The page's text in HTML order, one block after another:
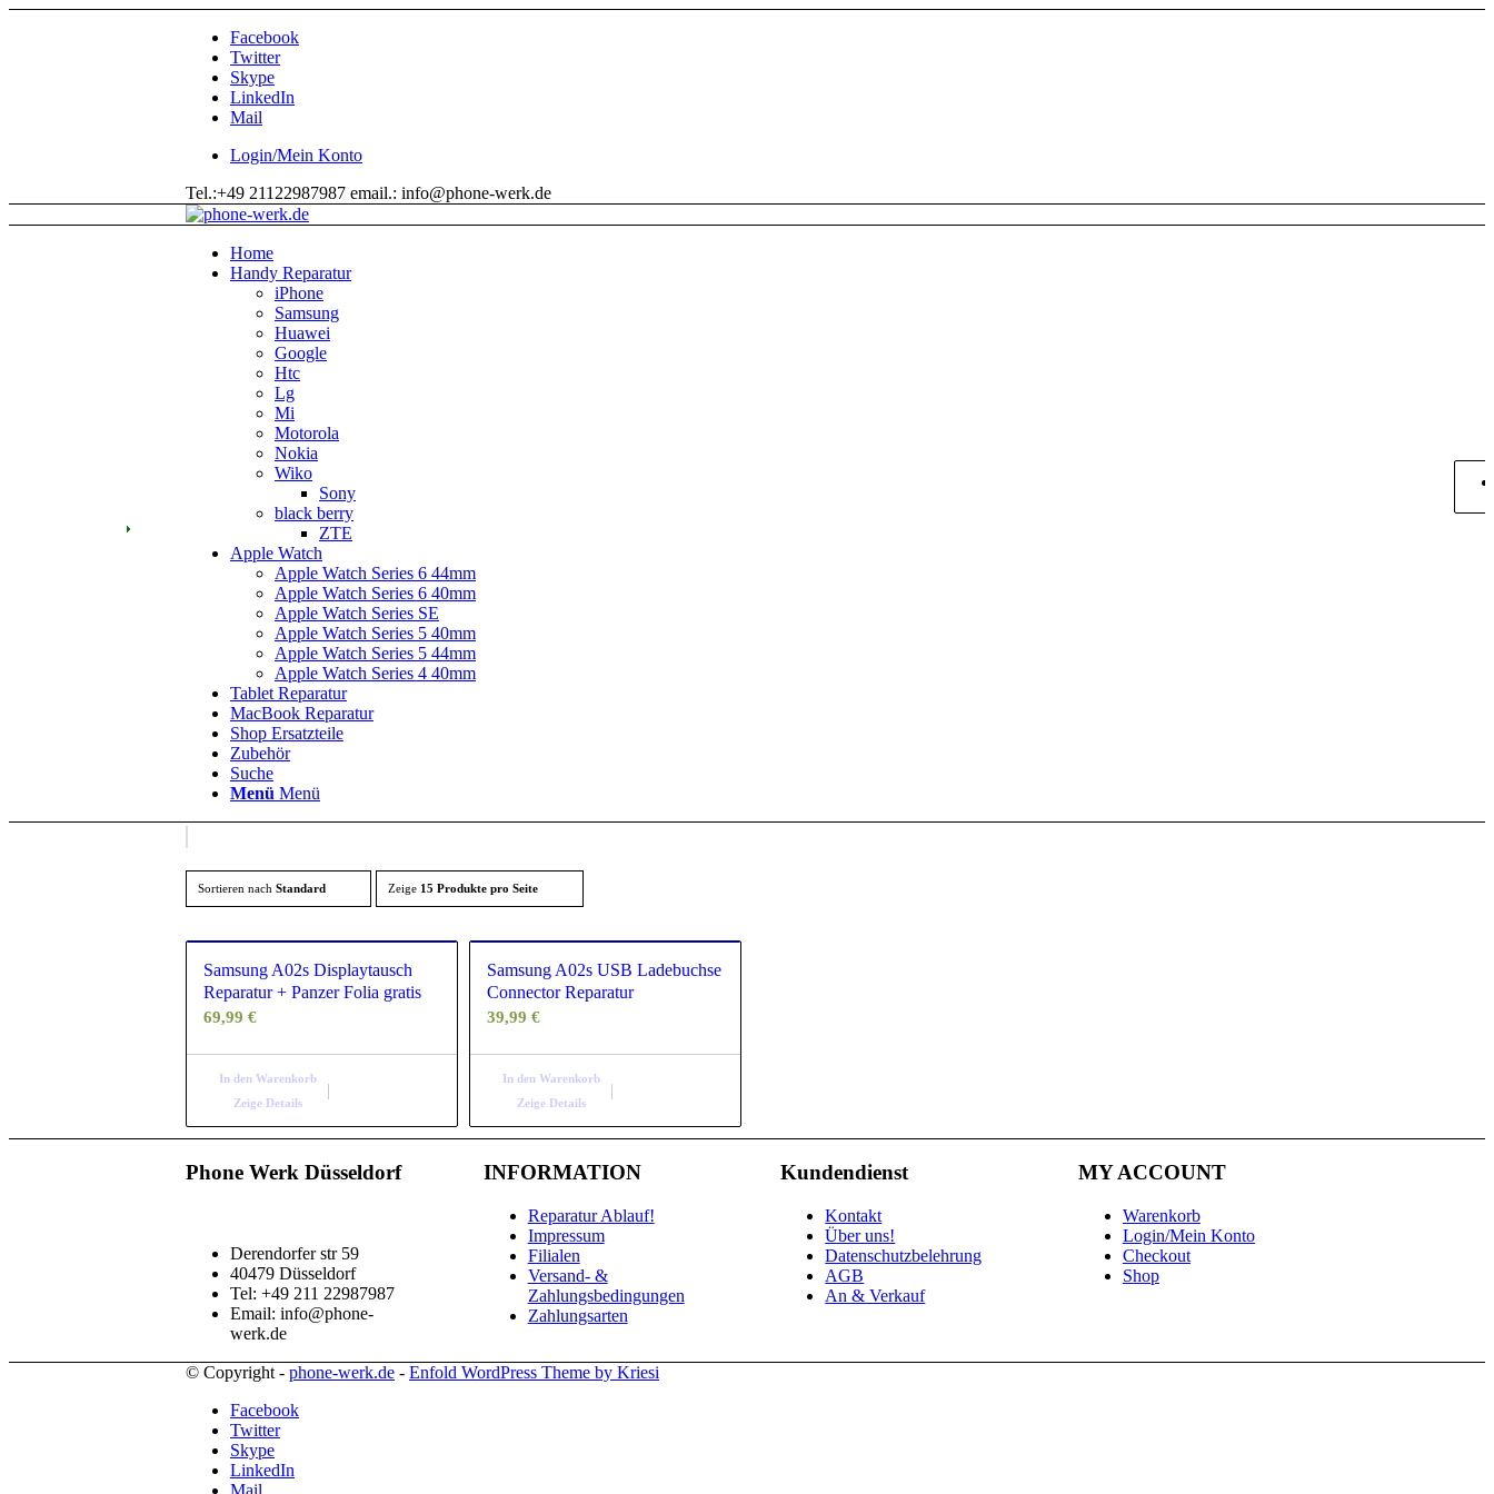
Facebook
Twitter
Skype
LinkedIn
Mail
Login/Mein Konto
Tel.:+49 21122987987 email.: info@phone-werk.de
Home
Handy Reparatur
iPhone
Samsung
Huawei
Google
Htc
Lg
Mi
Motorola
Nokia
Wiko
Sony
black berry
ZTE
Apple Watch
Apple Watch Series 6 44mm
Apple Watch Series 6 40mm
Apple Watch Series SE
Apple Watch Series 5 40mm
Apple Watch Series 5 44mm
Apple Watch Series 4 40mm
Tablet Reparatur
MacBook Reparatur
Shop Ersatzteile
Zubehör
Suche
Menü Menü
Sortieren nach Standard Zeige 15 Produkte pro Seite
Samsung A02s Displaytausch
Reparatur + Panzer Folia gratis
69,99 €
In den Warenkorb
Zeige Details
Samsung A02s USB Ladebuchse
Connector Reparatur
39,99€
In den Warenkorb
Zeige Details
Phone Werk Düsseldorf
Derendorfer str 59
40479 Düsseldorf
Tel: +49 211 22987987
Email: info@phone-
werk.de
INFORMATION
Reparatur Ablauf!
Impressum
Filialen
Versand- &
Zahlungsbedingungen
Zahlungsarten
Kundendienst
Kontakt
Über uns!
Datenschutzbelehrung
AGB
An & Verkauf
MY ACCOUNT
Warenkorb
Login/Mein Konto
Checkout
Shop
© Copyright - phone-werk.de - Enfold WordPress Theme by Kriesi
Facebook
Twitter
Skype
LinkedIn
Mail